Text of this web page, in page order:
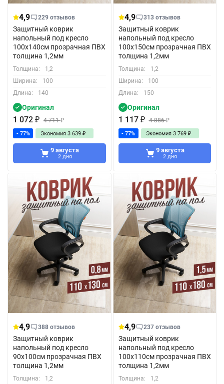
4,9 229 отзывов
Защитный коврик
напольный под кресло
100x140см прозрачная ПВХ
толщина 1,2мм
Толщина:
1,2
Ширина:
100
Длина:
140
Оригинал
1 072 ₽ 4 711₽
- 77% Экономия 3 639 ₽
9 августа
2 дня
4,9 313 отзывов
Защитный коврик
напольный под кресло
100x150см прозрачная ПВХ
толщина 1,2мм
Толщина:
1,2
Ширина:
100
Длина:
150
Оригинал
1 117 ₽ 4 886₽
- 77% Экономия 3 769 ₽
9 августа
2 дня
4,9 388 отзывов
Защитный коврик
напольный под кресло
90x100см прозрачная ПВХ
толщина 1,2мм
Толщина:
1,2
4,9 237 отзывов
Защитный коврик
напольный под кресло
100x110см прозрачная ПВХ
толщина 1,2мм
Толщина:
1,2